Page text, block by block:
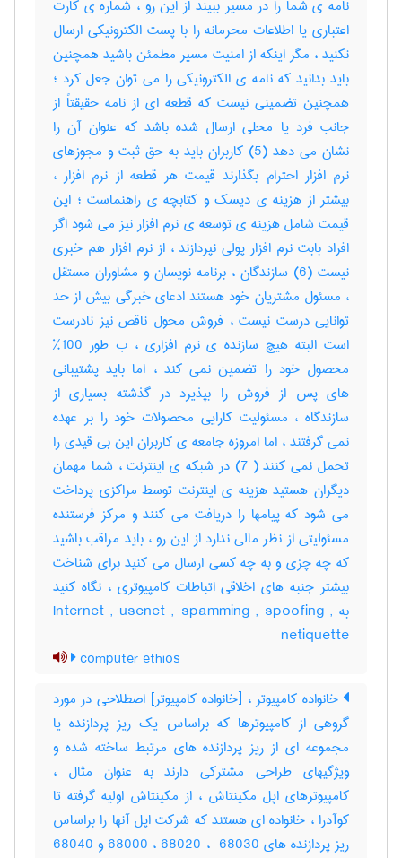
نامه ی شما را در مسیر ببیند از این رو ، شماره ی کارت
اعتباری یا اطلاعات محرمانه را با پست الکترونیکی ارسال
نکنید ، مگر اینکه از امنیت مسیر مطمئن باشید همچنین
باید بدانید که نامه ی الکترونیکی را می توان جعل کرد ؛
همچنین تضمینی نیست که قطعه ای از نامه حقیقتاً از
جانب فرد یا محلی ارسال شده باشد که عنوان آن را
نشان می دهد (5) کاربران باید به حق ثبت و مجوزهای
نرم افزار احترام بگذارند قیمت هر قطعه از نرم افزار ،
بیشتر از هزینه ی دیسک و کتابچه ی راهنماست ؛ این
قیمت شامل هزینه ی توسعه ی نرم افزار نیز می شود اگر
افراد بابت نرم افزار پولی نپردازند ، از نرم افزار هم خبری
نیست (6) سازندگان ، برنامه نویسان و مشاوران مستقل
، مسئول مشتریان خود هستند ادعای خبرگی بیش از حد
توانایی درست نیست ، فروش محول ناقص نیز نادرست
است البته هیچ سازنده ی نرم افزاری ، ب طور 100%
محصول خود را تضمین نمی کند ، اما باید پشتیبانی
های پس از فروش را بپذیرد در گذشته بسیاری از
سازندگاه ، مسئولیت کارایی محصولات خود را بر عهده
نمی گرفتند ، اما امروزه جامعه ی کاربران این بی قیدی را
تحمل نمی کنند ( 7) در شبکه ی اینترنت ، شما مهمان
دیگران هستید هزینه ی اینترنت توسط مراکزی پرداخت
می شود که پیامها را دریافت می کنند و مرکز فرستنده
مسئولیتی از نظر مالی ندارد از این رو ، باید مراقب باشید
که چه چزی و به چه کسی ارسال می کنید برای شناخت
بیشتر جنبه های اخلاقی اتباطات کامپیوتری ، نگاه کنید
به Internet ; usenet ; spamming ; spoofing ;
netiquette
computer ethios
خانواده کامپیوتر ، [خانواده کامپیوتر] اصطلاحی در مورد
گروهی از کامپیوترها که براساس یک ریز پردازنده یا
مجموعه ای از ریز پردازنده های مرتبط ساخته شده و
ویژگیهای طراحی مشترکی دارند به عنوان مثال ،
کامپیوترهای اپل مکینتاش ، از مکینتاش اولیه گرفته تا
کوآدرا ، خانواده ای هستند که شرکت اپل آنها را براساس
ریز پردازنده های ‎68000 ، ‎68020 ، ‎ 68030 و ‎68040